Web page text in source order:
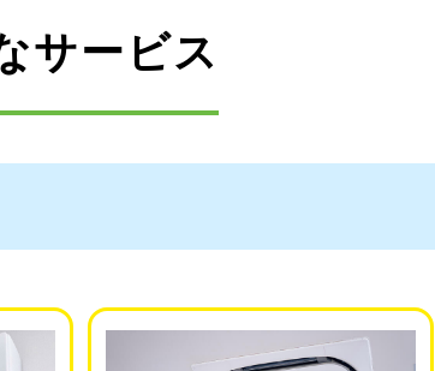
サービス